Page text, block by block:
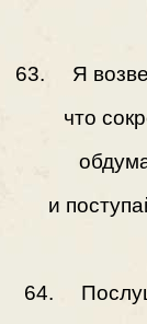
63. Я
что
и
64.